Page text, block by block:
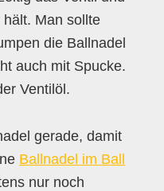
Man sollte
die Ballnadel
auch mit Spucke.
Ventilöl.
gerade, damit
Ballnadel im Ball
nur noch